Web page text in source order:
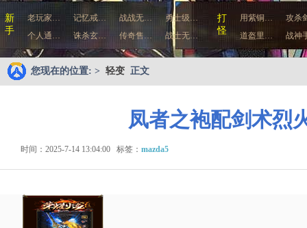
车
新
手
老玩家… 记忆戒… 战战无…
勇士级…
个人通…
诛杀玄… 传奇售… 战士无…
打
怪
用紫铜…
攻杀
道盔里…
战神
您现在的位置: > 轻变 正文
凤者之袍配剑术烈
时间：2025-7-14 13:04:00 标签： mazda5